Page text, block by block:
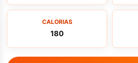
CALORIAS
180